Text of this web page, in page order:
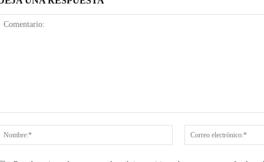
Nombre:*